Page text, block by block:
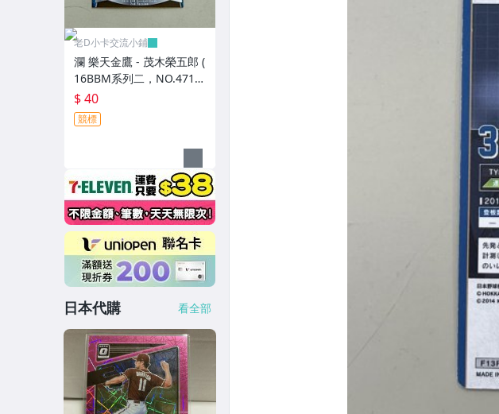
老D小卡交流小鋪
瀾 樂天金鷹 - 茂木榮五郎 (
16BBM系列二，NO.471)
RC新人卡
$ 40
競標
日本代購 看全部